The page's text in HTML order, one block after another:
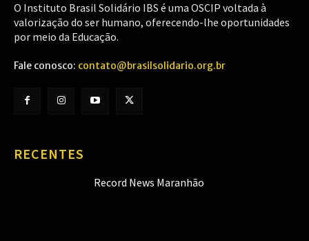
O Instituto Brasil Solidário IBS é uma OSCIP voltada à
valorização do ser humano, oferecendo-lhe oportunidades
por meio da Educação.
Fale conosco: contato@brasilsolidario.org.br
RECENTES
Record News Maranhão